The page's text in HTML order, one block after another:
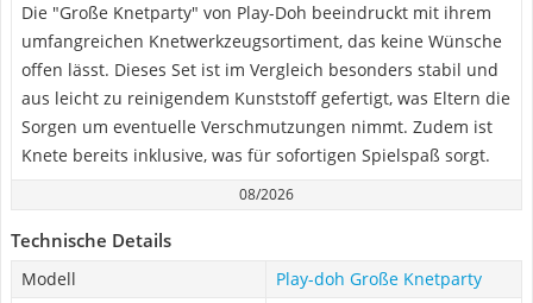
Die "Große Knetparty" von Play-Doh beeindruckt mit ihrem
umfangreichen Knetwerkzeugsortiment, das keine Wünsche
offen lässt. Dieses Set ist im Vergleich besonders stabil und
aus leicht zu reinigendem Kunststoff gefertigt, was Eltern die
Sorgen um eventuelle Verschmutzungen nimmt. Zudem ist
Knete bereits inklusive, was für sofortigen Spielspaß sorgt.
08/2026
Technische Details
Modell
Play-doh Große Knetparty